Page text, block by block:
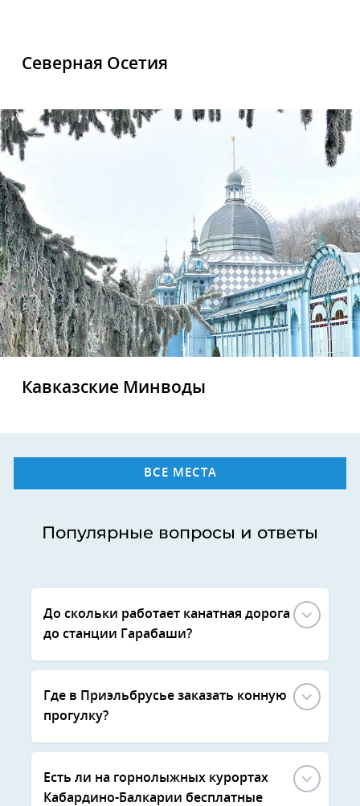
Северная Осетия
Кавказские Минводы
ВСЕ МЕСТА
Популярные вопросы и ответы
До скольки работает канатная дорога
до станции Гарабаши?
Где в Приэльбрусье заказать конную
прогулку?
Есть ли на горнолыжных курортах
Кабардино-Балкарии бесплатные